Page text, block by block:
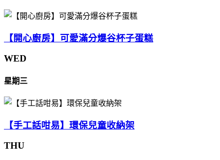
【開心廚房】可愛滿分爆谷杯子蛋糕
WED
星期三
【手工話咁易】環保兒童收納架
THU